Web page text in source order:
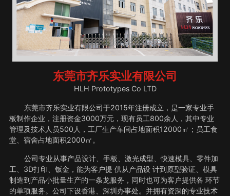
东莞市齐乐实业有限公司
HLH Prototypes Co LTD
东莞市齐乐实业有限公司于2015年注册成立，是一家专业手
板制作企业，注册资金3000万元，现有员工800余人，其中专业
管理及技术人员500人，工厂生产车间占地面积12000㎡；员工食
堂、宿舍占地面积2000㎡。
公司专业从事产品设计、手板、激光成型、快速模具、零件加
工、3D打印、钣金，能为客户提 供从产品设 计到原型验证、模具
制造到产品小批量生产的一条龙服务，同时也可为客户提供各 环节
的单项服务。公司下设香港、深圳办事处。并拥有资深的专业技术